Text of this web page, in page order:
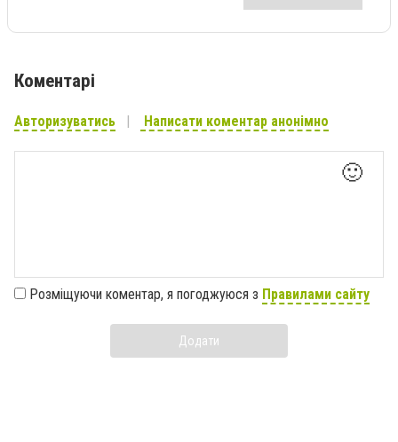
Коментарі
Авторизуватись Написати коментар анонімно
🙂
Розміщуючи коментар, я погоджуюся з Правилами сайту
Додати